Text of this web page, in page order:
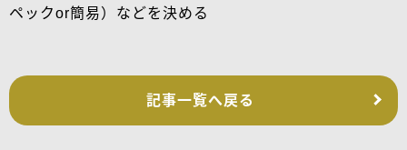
ペックor簡易）などを決める
記事一覧へ戻る